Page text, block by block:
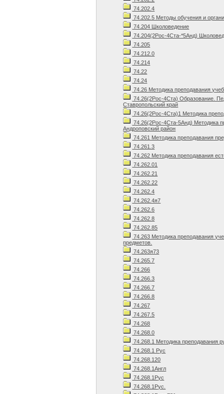
74.202.4
74.202.5 Методы обучения и
74.204 Школоведение
74.204(2Рос-4Ста-*5Анд)
74.205
74.212.0
74.214
74.22
74.24
74.26 Методика преподавания
74.26(2Рос-4Ста) Образование.
Ставропольский край
74.26(2Рос-4Ста)1 Методика
74.26(2Рос-4Ста-5Анд) Методика
Андроповский район
74.261 Методика преподавания
74.261.3
74.262 Методика преподавания
74.262.01
74.262.21
74.262.22
74.262.4
74.262.4я7
74.262.6
74.262.8
74.262.85
74.263 Методика преподавания
предметов.
74.263я73
74.265.7
74.266
74.266.3
74.266.7
74.266.8
74.267
74.267.5
74.268
74.268.0
74.268.1 Методика преподавания
74.268.1 Рус
74.268.120
74.268.1Англ
74.268.1Рус
74.268.1Рус.